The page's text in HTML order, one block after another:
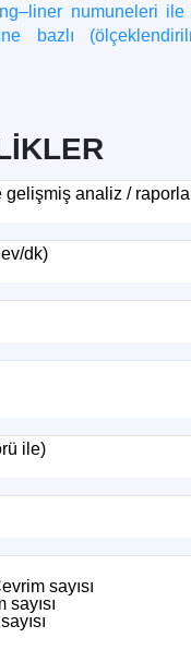
numuneleri ile
bazlı
analiz /
dk)
ile)
sayısı